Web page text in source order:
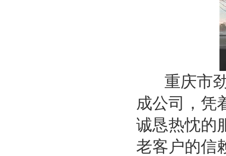
重庆市劲
成公司，凭
诚恳热忱的
老客户的信